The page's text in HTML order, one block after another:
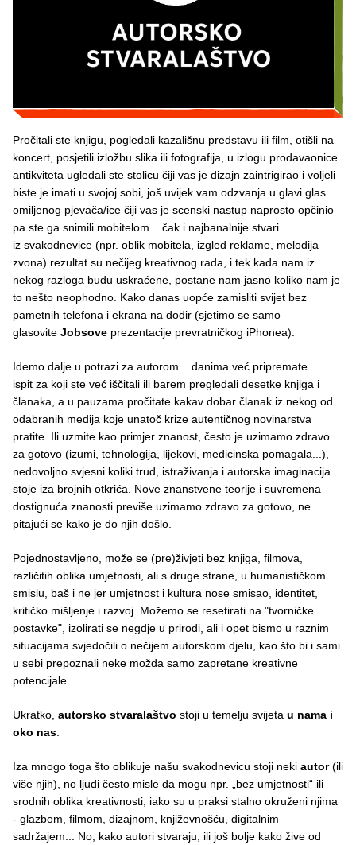
Pročitali ste knjigu, pogledali kazališnu predstavu ili film, otišli na
koncert, posjetili izložbu slika ili fotografija, u izlogu prodavaonice
antikviteta ugledali ste stolicu čiji vas je dizajn zaintrigirao i voljeli
biste je imati u svojoj sobi, još uvijek vam odzvanja u glavi glas
omiljenog pjevača/ice čiji vas je scenski nastup naprosto opčinio
pa ste ga snimili mobitelom... čak i najbanalnije stvari
iz svakodnevice (npr. oblik mobitela, izgled reklame, melodija
zvona) rezultat su nečijeg kreativnog rada, i tek kada nam iz
nekog razloga budu uskraćene, postane nam jasno koliko nam je
to nešto neophodno. Kako danas uopće zamisliti svijet bez
pametnih telefona i ekrana na dodir (sjetimo se samo
glasovite Jobsove prezentacije prevratničkog iPhonea).
Idemo dalje u potrazi za autorom... danima već pripremate
ispit za koji ste već iščitali ili barem pregledali desetke knjiga i
članaka, a u pauzama pročitate kakav dobar članak iz nekog od
odabranih medija koje unatoč krize autentičnog novinarstva
pratite. Ili uzmite kao primjer znanost, često je uzimamo zdravo
za gotovo (izumi, tehnologija, lijekovi, medicinska pomagala...),
nedovoljno svjesni koliki trud, istraživanja i autorska imaginacija
stoje iza brojnih otkrića. Nove znanstvene teorije i suvremena
dostignuća znanosti previše uzimamo zdravo za gotovo, ne
pitajući se kako je do njih došlo.
Pojednostavljeno, može se (pre)živjeti bez knjiga, filmova,
različitih oblika umjetnosti, ali s druge strane, u humanističkom
smislu, baš i ne jer umjetnost i kultura nose smisao, identitet,
kritičko mišljenje i razvoj. Možemo se resetirati na "tvorničke
postavke", izolirati se negdje u prirodi, ali i opet bismo u raznim
situacijama svjedočili o nečijem autorskom djelu, kao što bi i sami
u sebi prepoznali neke možda samo zapretane kreativne
potencijale.
Ukratko, autorsko stvaralaštvo stoji u temelju svijeta u nama i
oko nas.
Iza mnogo toga što oblikuje našu svakodnevicu stoji neki autor(ili
više njih), no ljudi često misle da mogu npr. „bez umjetnosti“ ili
srodnih oblika kreativnosti, iako su u praksi stalno okruženi njima
- glazbom, filmom, dizajnom, književnošću, digitalnim
sadržajem... No, kako autori stvaraju, ili još bolje kako žive od